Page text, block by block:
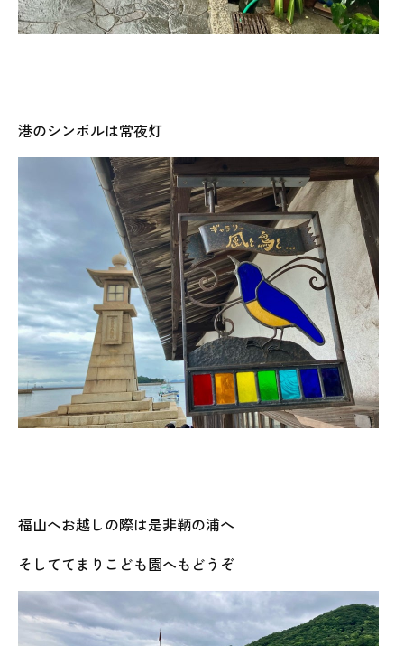
港のシンボルは常夜灯
福山へお越しの際は是非鞆の浦へ
そしててまりこども園へもどうぞ